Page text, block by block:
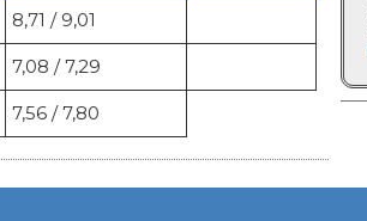
8,71 / 9,01
7,08 / 7,29
7,56 / 7,80